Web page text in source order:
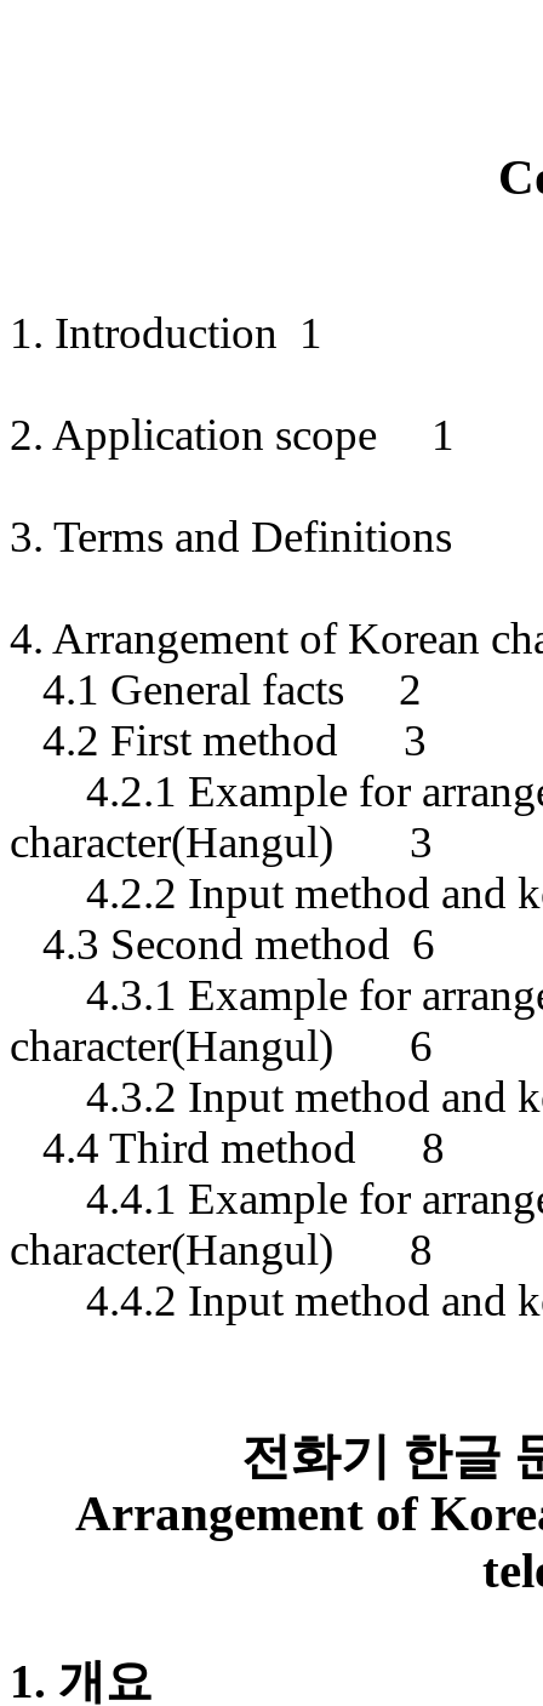
1. Introduction 1
2. Application scope 1
3. Terms and Definitions
4. Arrangement of Korean
4.1 General facts
2
4.2 First method
3
4.2.1 Example for
character(Hangul)
3
4.2.2 Input method and
4.3 Second method 6
4.3.1 Example for
character(Hangul)
6
4.3.2 Input method and
4.4 Third method
8
4.4.1 Example for
character(Hangul)
8
4.4.2 Input method and
전화기 한글
Arrangement of
1. 개요